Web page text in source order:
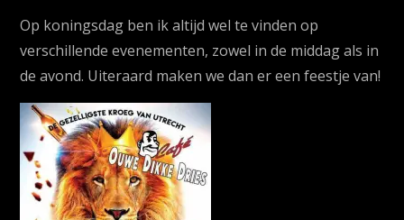
Op koningsdag ben ik altijd wel te vinden op
verschillende evenementen, zowel in de middag als in
de avond. Uiteraard maken we dan er een feestje van!